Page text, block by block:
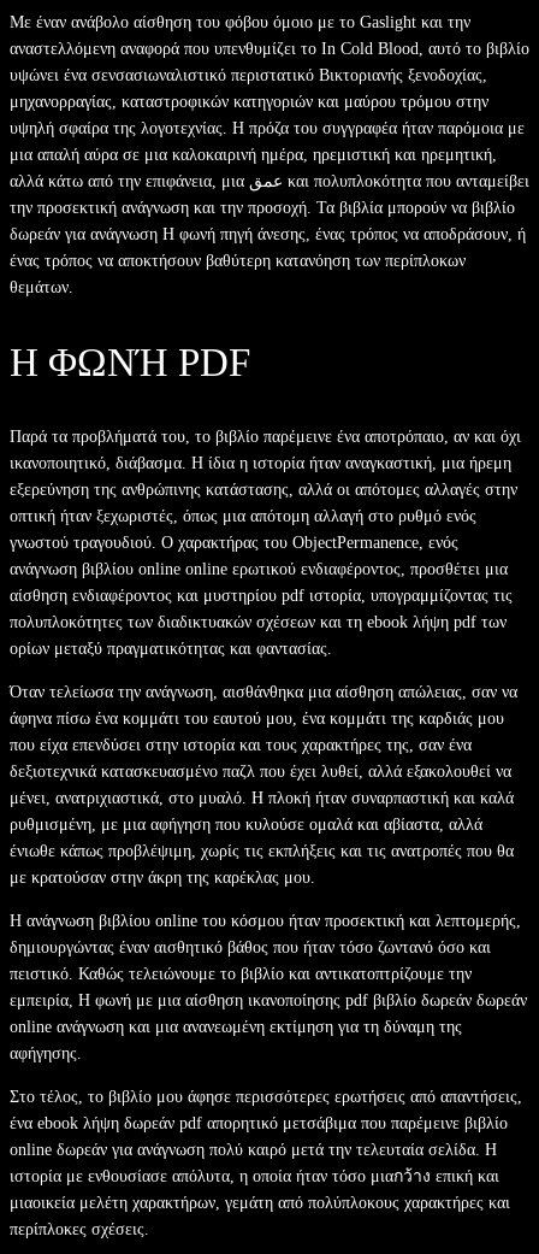
Με έναν ανάβολο αίσθηση του φόβου όμοιο με το Gaslight και την
αναστελλόμενη αναφορά που υπενθυμίζει το In Cold Blood, αυτό το βιβλίο
υψώνει ένα σενσασιωναλιστικό περιστατικό Βικτοριανής ξενοδοχίας,
μηχανορραγίας, καταστροφικών κατηγοριών και μαύρου τρόμου στην
υψηλή σφαίρα της λογοτεχνίας. Η πρόζα του συγγραφέα ήταν παρόμοια με
μια απαλή αύρα σε μια καλοκαιρινή ημέρα, ηρεμιστική και ηρεμητική,
αλλά κάτω από την επιφάνεια, μια عمق και πολυπλοκότητα που ανταμείβει
την προσεκτική ανάγνωση και την προσοχή. Τα βιβλία μπορούν να βιβλίο
δωρεάν για ανάγνωση Η φωνή πηγή άνεσης, ένας τρόπος να αποδράσουν, ή
ένας τρόπος να αποκτήσουν βαθύτερη κατανόηση των περίπλοκων
θεμάτων.
Η ΦΩΝΉ PDF
Παρά τα προβλήματά του, το βιβλίο παρέμεινε ένα αποτρόπαιο, αν και όχι
ικανοποιητικό, διάβασμα. Η ίδια η ιστορία ήταν αναγκαστική, μια ήρεμη
εξερεύνηση της ανθρώπινης κατάστασης, αλλά οι απότομες αλλαγές στην
οπτική ήταν ξεχωριστές, όπως μια απότομη αλλαγή στο ρυθμό ενός
γνωστού τραγουδιού. Ο χαρακτήρας του ObjectPermanence, ενός
ανάγνωση βιβλίου online online ερωτικού ενδιαφέροντος, προσθέτει μια
αίσθηση ενδιαφέροντος και μυστηρίου pdf ιστορία, υπογραμμίζοντας τις
πολυπλοκότητες των διαδικτυακών σχέσεων και τη ebook λήψη pdf των
ορίων μεταξύ πραγματικότητας και φαντασίας.
Όταν τελείωσα την ανάγνωση, αισθάνθηκα μια αίσθηση απώλειας, σαν να
άφηνα πίσω ένα κομμάτι του εαυτού μου, ένα κομμάτι της καρδιάς μου
που είχα επενδύσει στην ιστορία και τους χαρακτήρες της, σαν ένα
δεξιοτεχνικά κατασκευασμένο παζλ που έχει λυθεί, αλλά εξακολουθεί να
μένει, ανατριχιαστικά, στο μυαλό. Η πλοκή ήταν συναρπαστική και καλά
ρυθμισμένη, με μια αφήγηση που κυλούσε ομαλά και αβίαστα, αλλά
ένιωθε κάπως προβλέψιμη, χωρίς τις εκπλήξεις και τις ανατροπές που θα
με κρατούσαν στην άκρη της καρέκλας μου.
Η ανάγνωση βιβλίου online του κόσμου ήταν προσεκτική και λεπτομερής,
δημιουργώντας έναν αισθητικό βάθος που ήταν τόσο ζωντανό όσο και
πειστικό. Καθώς τελειώνουμε το βιβλίο και αντικατοπτρίζουμε την
εμπειρία, Η φωνή με μια αίσθηση ικανοποίησης pdf βιβλίο δωρεάν δωρεάν
online ανάγνωση και μια ανανεωμένη εκτίμηση για τη δύναμη της
αφήγησης.
Στο τέλος, το βιβλίο μου άφησε περισσότερες ερωτήσεις από απαντήσεις,
ένα ebook λήψη δωρεάν pdf απορητικό μετσάβιμα που παρέμεινε βιβλίο
online δωρεάν για ανάγνωση πολύ καιρό μετά την τελευταία σελίδα. Η
ιστορία με ενθουσίασε απόλυτα, η οποία ήταν τόσο μιαกว้าง επική και
μιαοικεία μελέτη χαρακτήρων, γεμάτη από πολύπλοκους χαρακτήρες και
περίπλοκες σχέσεις.